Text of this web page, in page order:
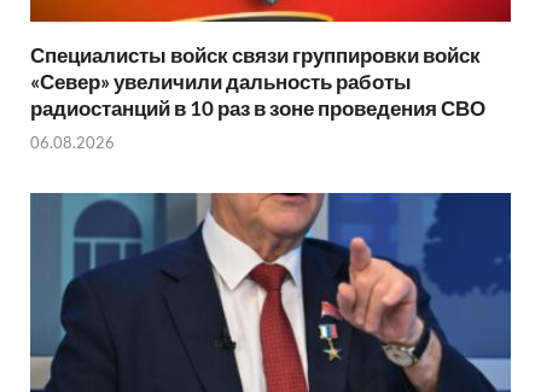
Специалисты войск связи группировки войск
«Север» увеличили дальность работы
радиостанций в 10 раз в зоне проведения СВО
06.08.2026